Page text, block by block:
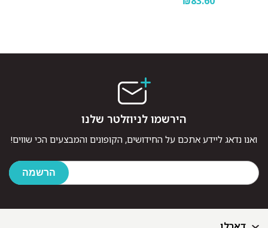
הירשמו לניוזלטר שלנו
ואנו נדאג ליידע אתכם על החידושים, הקופונים והמבצעים הכי שווים!